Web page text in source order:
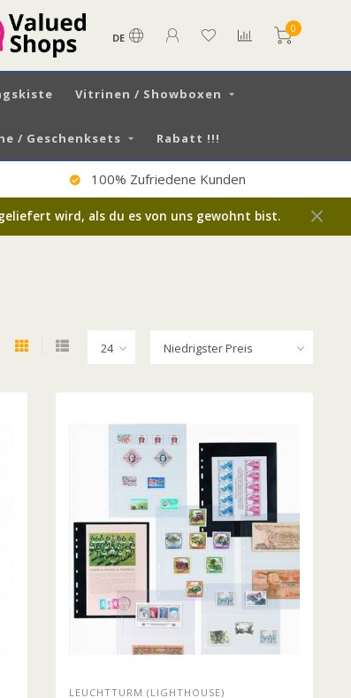
DE
0
Vitrinen / Showboxen
/ Geschenksets Rabatt !!!
100% Zufriedene Kunden
wird, als du es von uns gewohnt bist.
LEUCHTTURM (LIGHTHOUSE)